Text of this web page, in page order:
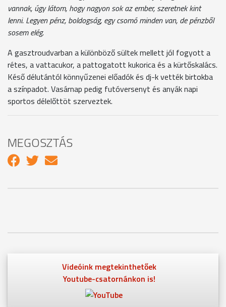
vannak, úgy látom, hogy nagyon sok az ember, szeretnek kint
lenni. Legyen pénz, boldogság, egy csomó minden van, de pénzből
sosem elég.
A gasztroudvarban a különböző sültek mellett jól fogyott a
rétes, a vattacukor, a pattogatott kukorica és a kürtőskalács.
Késő délutántól könnyűzenei előadók és dj-k vették birtokba
a színpadot. Vasárnap pedig futóversenyt és anyák napi
sportos délelőttöt szerveztek.
MEGOSZTÁS
Videóink megtekinthetőek
Youtube-csatornánkon is!